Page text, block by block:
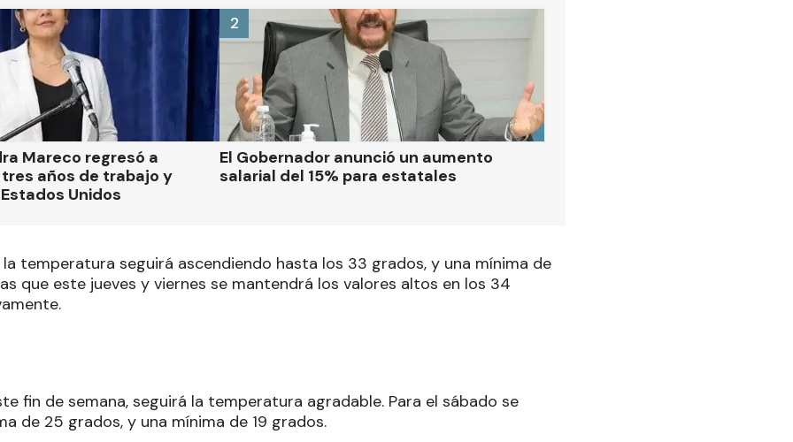
Mareco regresó a
años de trabajo y
Unidos
El Gobernador anunció un aumento
salarial del 15% para estatales
2
la temperatura seguirá ascendiendo hasta los 33 grados, y una mínima de
que este jueves y viernes se mantendrá los valores altos en los 34
fin de semana, seguirá la temperatura agradable. Para el sábado se
de 25 grados, y una mínima de 19 grados.